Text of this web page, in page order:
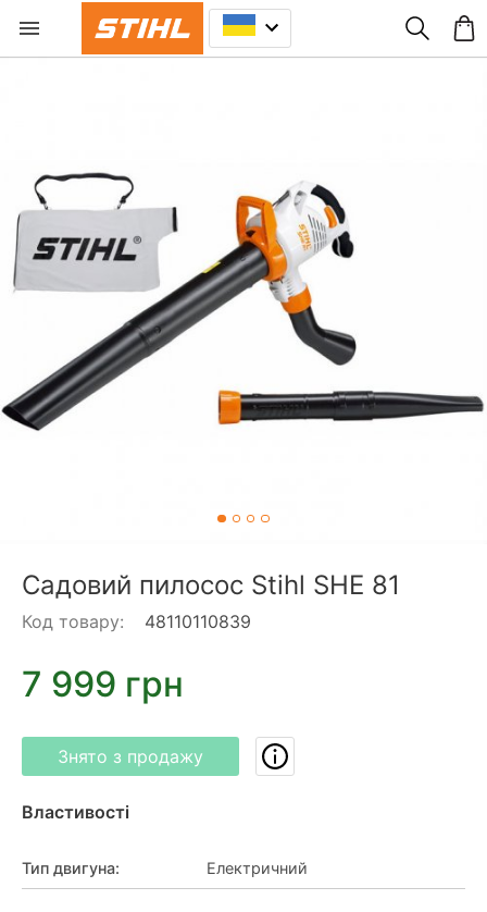
Садовий пилосос Stihl SHE 81
Код товару: 48110110839
7 999 грн
Знято з продажу
Властивості
Тип двигуна: Електричний